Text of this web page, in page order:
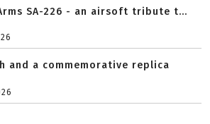
SA-226 - an airsoft tribute t...
and a commemorative replica